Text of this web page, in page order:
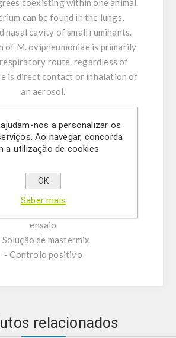
coexisting within one animal.
can be found in the lungs,
nasal cavity of small ruminants.
of M. ovipneumoniae is primarily
route, regardless of
is direct contact or inhalation of
an aerosol.
CHARACTERISTICS:
ensaio composta por misturas
primers específicos de sentido
de ressuspensão
livre de DNase/RNase
ensaio
Solução de mastermix
- Controlo positivo
relacionados
nos a personalizar os
Ao navegar, concorda
a utilização de cookies.
OK
Saber mais